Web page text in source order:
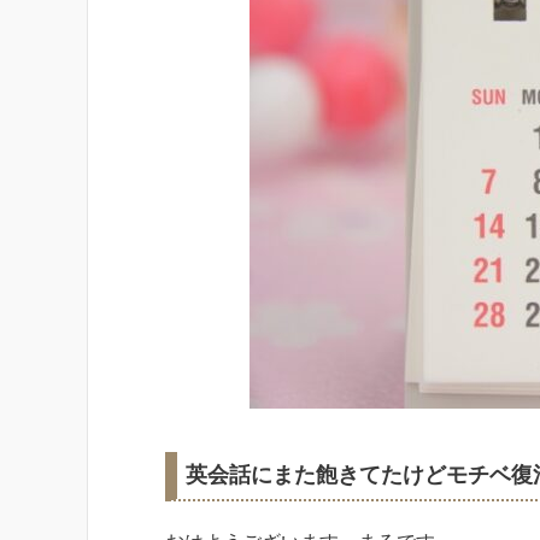
英会話にまた飽きてたけどモチベ復